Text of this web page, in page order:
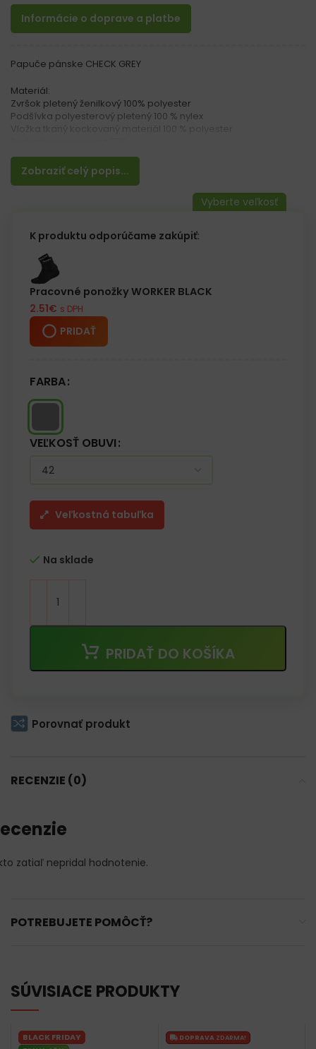
Informácie o doprave a platbe
Zobraziť celý popis...
Papuče pánske CHECK GREY
Materiál:
Zvršok pletený ženilkový 100% polyester
Podšívka polyesterový pletený 100 % nylex
Vlastnosti:
– Pohodlné nazúvanie
Poslúžia ako papuče pre hostí doma alebo v hoteli
Veľkosť 42 = 41 – 42
Veľkosť 44 = 43 – 44
Veľkosť 46 = 45 – 46
K produktu odporúčame zakúpiť:
Pracovné ponožky WORKER BLACK
2.51€ s DPH
PRIDAŤ
FARBA
VEĽKOSŤ OBUVI
Veľkostná tabuľka
Na sklade
PRIDAŤ DO KOŠÍKA
Porovnať produkt
RECENZIE (0)
zatiaľ nepridal hodnotenie.
POTREBUJETE POMÔCŤ?
SÚVISIACE PRODUKTY
BLACK FRIDAY DOPRAVA ZDARMA!